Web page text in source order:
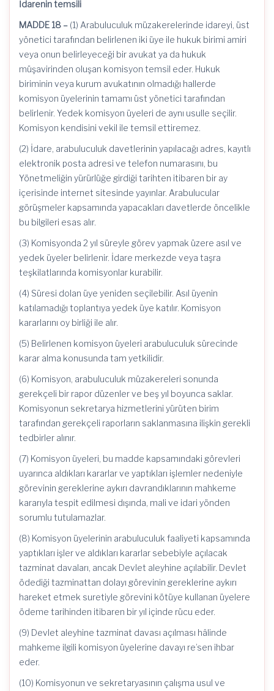
İdarenin temsili
MADDE 18 – (1) Arabuluculuk müzakerelerinde idareyi, üst
yönetici tarafından belirlenen iki üye ile hukuk birimi amiri
veya onun belirleyeceği bir avukat ya da hukuk
müşavirinden oluşan komisyon temsil eder. Hukuk
biriminin veya kurum avukatının olmadığı hallerde
komisyon üyelerinin tamamı üst yönetici tarafından
belirlenir. Yedek komisyon üyeleri de aynı usulle seçilir.
Komisyon kendisini vekil ile temsil ettiremez.
(2) İdare, arabuluculuk davetlerinin yapılacağı adres, kayıtlı
elektronik posta adresi ve telefon numarasını, bu
Yönetmeliğin yürürlüğe girdiği tarihten itibaren bir ay
içerisinde internet sitesinde yayınlar. Arabulucular
görüşmeler kapsamında yapacakları davetlerde öncelikle
bu bilgileri esas alır.
(3) Komisyonda 2 yıl süreyle görev yapmak üzere asıl ve
yedek üyeler belirlenir. İdare merkezde veya taşra
teşkilatlarında komisyonlar kurabilir.
(4) Süresi dolan üye yeniden seçilebilir. Asıl üyenin
katılamadığı toplantıya yedek üye katılır. Komisyon
kararlarını oy birliği ile alır.
(5) Belirlenen komisyon üyeleri arabuluculuk sürecinde
karar alma konusunda tam yetkilidir.
(6) Komisyon, arabuluculuk müzakereleri sonunda
gerekçeli bir rapor düzenler ve beş yıl boyunca saklar.
Komisyonun sekretarya hizmetlerini yürüten birim
tarafından gerekçeli raporların saklanmasına ilişkin gerekli
tedbirler alınır.
(7) Komisyon üyeleri, bu madde kapsamındaki görevleri
uyarınca aldıkları kararlar ve yaptıkları işlemler nedeniyle
görevinin gereklerine aykırı davrandıklarının mahkeme
kararıyla tespit edilmesi dışında, mali ve idari yönden
sorumlu tutulamazlar.
(8) Komisyon üyelerinin arabuluculuk faaliyeti kapsamında
yaptıkları işler ve aldıkları kararlar sebebiyle açılacak
tazminat davaları, ancak Devlet aleyhine açılabilir. Devlet
ödediği tazminattan dolayı görevinin gereklerine aykırı
hareket etmek suretiyle görevini kötüye kullanan üyelere
ödeme tarihinden itibaren bir yıl içinde rücu eder.
(9) Devlet aleyhine tazminat davası açılması hâlinde
mahkeme ilgili komisyon üyelerine davayı re’sen ihbar
eder.
(10) Komisyonun ve sekretaryasının çalışma usul ve